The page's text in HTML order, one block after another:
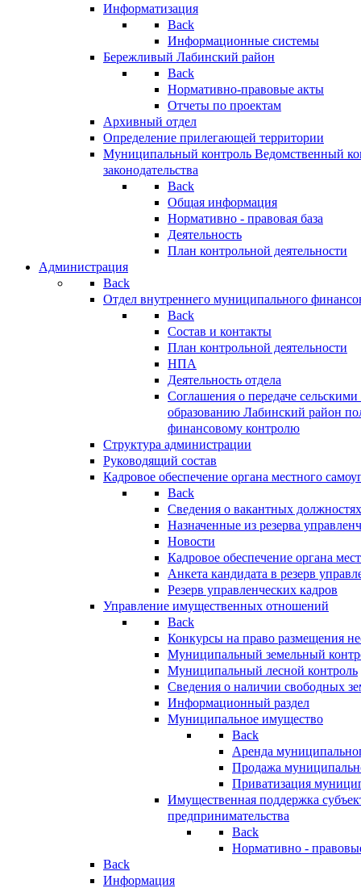
Информатизация
Back
Информационные системы
Бережливый Лабинский район
Back
Нормативно-правовые акты
Отчеты по проектам
Архивный отдел
Определение прилегающей территории
Муниципальный контроль Ведомственный
законодательства
Back
Общая информация
Нормативно - правовая база
Деятельность
План контрольной деятельности
Администрация
Back
Отдел внутреннего муниципального
Back
Состав и контакты
План контрольной деятельности
НПА
Деятельность отдела
Соглашения о передаче
образованию Лабинский район
финансовому контролю
Структура администрации
Руководящий состав
Кадровое обеспечение органа местного
Back
Сведения о вакантных
Назначенные из резерва
Новости
Кадровое обеспечение органа
Анкета кандидата в резерв
Резерв управленческих кадров
Управление имущественных отношений
Back
Конкурсы на право размещения
Муниципальный земельный
Муниципальный лесной контроль
Сведения о наличии свободных
Информационный раздел
Муниципальное имущество
Back
Аренда
Продажа
Приватизация
Имущественная поддержка
предпринимательства
Back
Нормативно -
Back
Информация